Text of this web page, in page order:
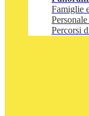
Famiglie
Percorsi